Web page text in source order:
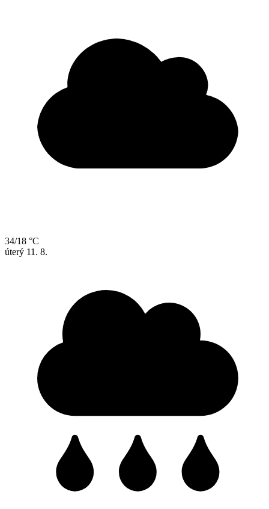
34/18 °C
úterý 11. 8.